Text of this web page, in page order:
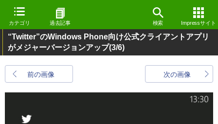
カテゴリ 過去記事 検索 Impressサイト
“Twitter”のWindows Phone向け公式クライアントアプリ
がメジャーバージョンアップ(3/6)
前の画像 次の画像